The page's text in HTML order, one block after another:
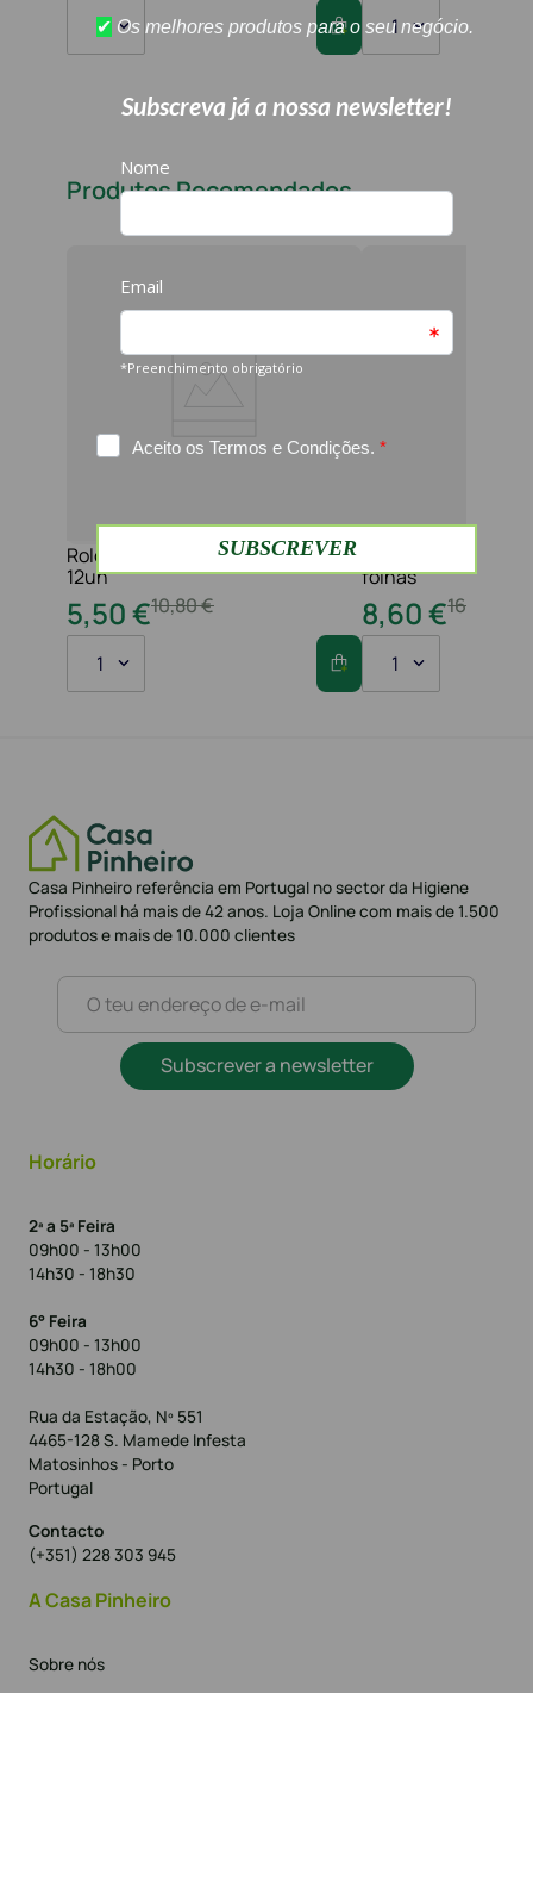
1 1
Produtos Recomendados
Rolo jumbo pasta 2f 210 serviços
12un
10,80€
5,50€
1
folhas
16
8,60€
1
Casa Pinheiro referência em Portugal no sector da Higiene
Profissional há mais de 42 anos. Loja Online com mais de 1.500
produtos e mais de 10.000 clientes
Subscrever a newsletter
Horário
2ª a 5ª Feira
09h00 - 13h00
14h30 - 18h30
6° Feira
09h00 - 13h00
14h30 - 18h00
Rua da Estação, Nº 551
4465-128 S. Mamede Infesta
Matosinhos - Porto
Portugal
Contacto
(+351) 228 303 945
A Casa Pinheiro
Sobre nós